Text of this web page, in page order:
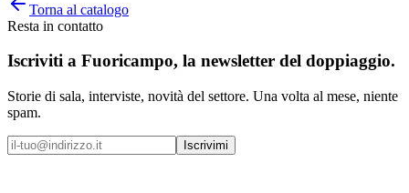
Torna al catalogo
Resta in contatto
Iscriviti a Fuoricampo, la newsletter del doppiaggio.
Storie di sala, interviste, novità del settore. Una volta al mese, niente
spam.
Iscrivimi